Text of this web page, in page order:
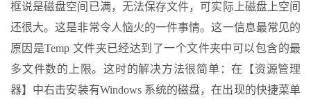
框说是磁盘空间已满，无法保存文件，可实际上磁盘上空间
还很大。这是非常令人恼火的一件事情。这一信息最常见的
原因是Temp 文件夹已经达到了一个文件夹中可以包含的最
多文件数的上限。这时的解决方法很简单：在【资源管理
器】中右击安装有Windows 系统的磁盘，在出现的快捷菜单